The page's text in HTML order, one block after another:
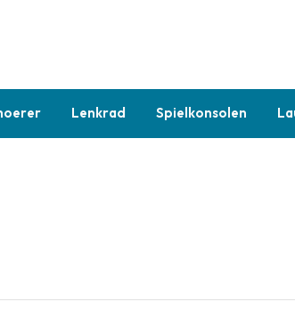
Lenkrad Spielkonsolen